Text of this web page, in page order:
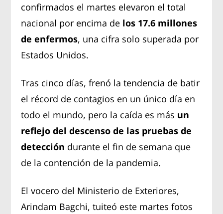
confirmados el martes elevaron el total
nacional por encima de los 17.6 millones
de enfermos, una cifra solo superada por
Estados Unidos.
Tras cinco días, frenó la tendencia de batir
el récord de contagios en un único día en
todo el mundo, pero la caída es más un
reflejo del descenso de las pruebas de
detección durante el fin de semana que
de la contención de la pandemia.
El vocero del Ministerio de Exteriores,
Arindam Bagchi, tuiteó este martes fotos